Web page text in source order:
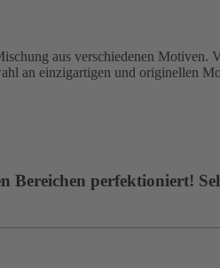
aus verschiedenen Motiven.
an einzigartigen und originellen
perfektioniert!